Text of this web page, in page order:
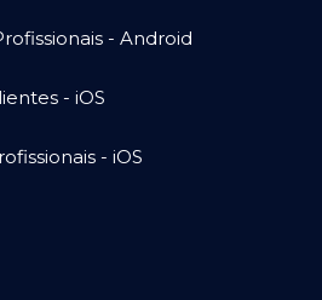
- Android
- iOS
- iOS